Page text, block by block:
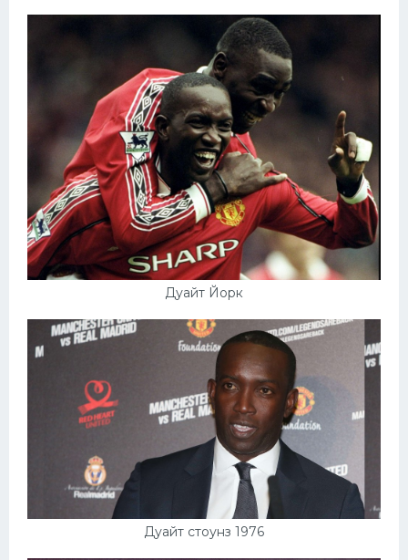
Дуайт Йорк
Дуайт стоунз 1976